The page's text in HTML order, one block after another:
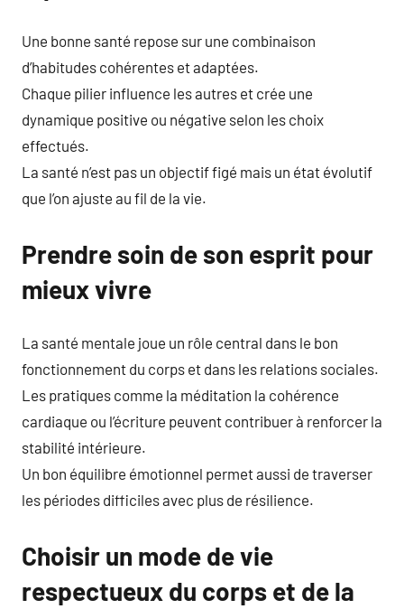
Une bonne santé repose sur une combinaison
d’habitudes cohérentes et adaptées.
Chaque pilier influence les autres et crée une
dynamique positive ou négative selon les choix
effectués.
La santé n’est pas un objectif figé mais un état évolutif
que l’on ajuste au fil de la vie.
Prendre soin de son esprit pour
mieux vivre
La santé mentale joue un rôle central dans le bon
fonctionnement du corps et dans les relations sociales.
Les pratiques comme la méditation la cohérence
cardiaque ou l’écriture peuvent contribuer à renforcer la
stabilité intérieure.
Un bon équilibre émotionnel permet aussi de traverser
les périodes difficiles avec plus de résilience.
Choisir un mode de vie
respectueux du corps et de la